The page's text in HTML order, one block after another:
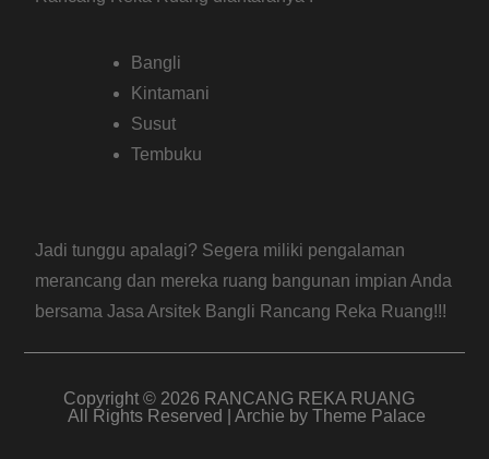
Bangli
Kintamani
Susut
Tembuku
Jadi tunggu apalagi? Segera miliki pengalaman
merancang dan mereka ruang bangunan impian Anda
bersama Jasa Arsitek Bangli Rancang Reka Ruang!!!
Copyright © 2026 RANCANG REKA RUANG
All Rights Reserved | Archie byTheme Palace